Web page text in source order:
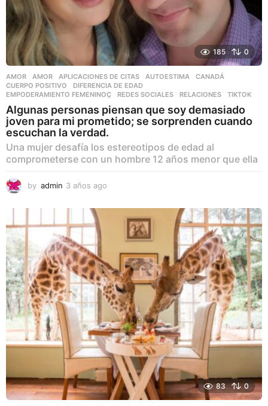
185 0
AMOR AMOR ,APLICACIONES DE CITAS ,AUTOESTIMA ,CANADÁ
CUERPO POSITIVO
,DIFERENCIA DE EDAD
EMPODERAMIENTO FEMENINOÇ
,REDES SOCIALES ,RELACIONES ,TIKTOK
Algunas personas piensan que soy demasiado
joven para mi prometido; se sorprenden cuando
escuchan la verdad.
Una mujer desafía los estereotipos de edad al
comprometerse con un hombre 12 años menor que ella
by admin 3 años ago
ñ
o
83 0